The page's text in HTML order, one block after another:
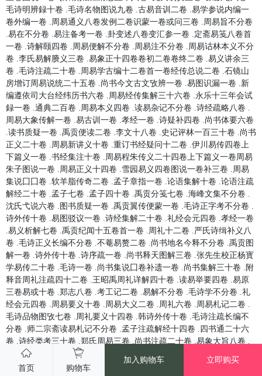
首页 购物车
加入购物车 立即购买